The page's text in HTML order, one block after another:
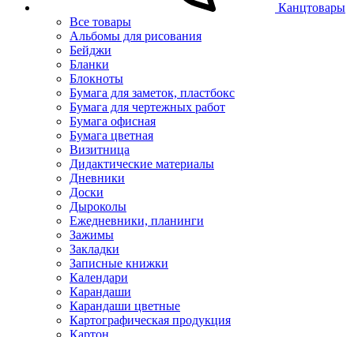
Канцтовары
Все товары
Альбомы для рисования
Бейджи
Бланки
Блокноты
Бумага для заметок, пластбокс
Бумага для чертежных работ
Бумага офисная
Бумага цветная
Визитница
Дидактические материалы
Дневники
Доски
Дыроколы
Ежедневники, планинги
Зажимы
Закладки
Записные книжки
Календари
Карандаши
Карандаши цветные
Картографическая продукция
Картон